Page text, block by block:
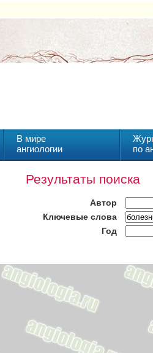
В мире
ангиологии
по
Результаты поиска
Автор
Ключевые слова
Год